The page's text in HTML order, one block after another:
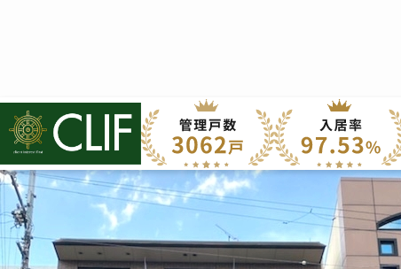
エ
株式会社クライフ>管理物件の紹介 >中京区>エフラス京都御所西